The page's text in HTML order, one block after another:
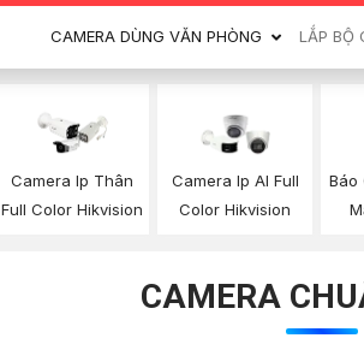
CAMERA DÙNG VĂN PHÒNG LẮP BỘ
Camera Ip Thân
Full Color Hikvision
Camera Ip AI Full
Color Hikvision
Báo
CAMERA